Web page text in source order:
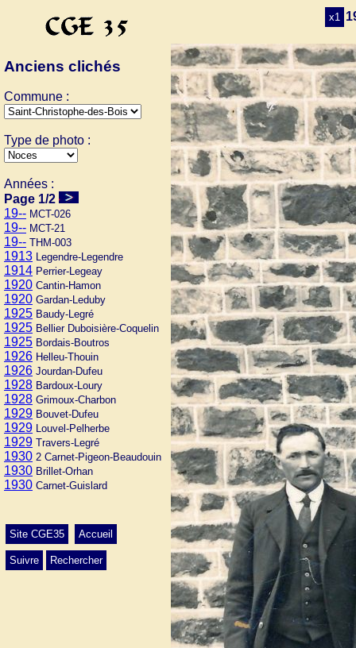
Anciens clichés
Commune :
Type de photo :
Années :
Page 1/2
19-- MCT-026
19-- MCT-21
19-- THM-003
1913 Legendre-Legendre
1914 Perrier-Legeay
1920 Cantin-Hamon
1920 Gardan-Leduby
1925 Baudy-Legré
1925 Bellier Duboisière-Coquelin
1925 Bordais-Boutros
1926 Helleu-Thouin
1926 Jourdan-Dufeu
1928 Bardoux-Loury
1928 Grimoux-Charbon
1929 Bouvet-Dufeu
1929 Louvel-Pelherbe
1929 Travers-Legré
1930 2 Carnet-Pigeon-Beaudouin
1930 Brillet-Orhan
1930 Carnet-Guislard
Site CGE35 Accueil
Suivre Rechercher
x1